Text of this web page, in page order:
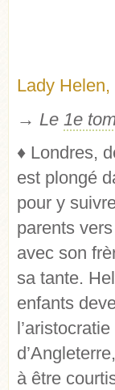
Lady Helen,
→ Le 1e
♦ Londres,
est plongé
pour y
parents
avec son
sa tante.
enfants
à être